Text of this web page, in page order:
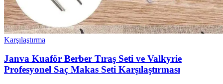
Karşılaştırma
Janva Kuaför Berber Tıraş Seti ve Valkyrie
Profesyonel Saç Makas Seti Karşılaştırması